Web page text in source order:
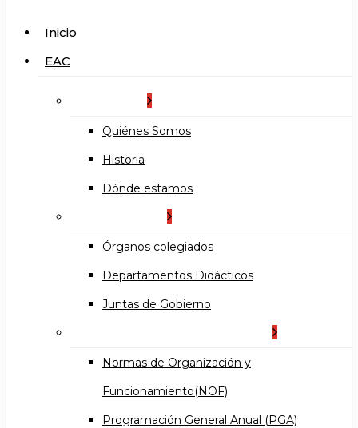
search
Menu
Inicio
EAC
Quiénes Somos
Historia
Dónde estamos
Órganos colegiados
Departamentos Didácticos
Juntas de Gobierno
Normas de Organización y
Funcionamiento(NOF)
Programación General Anual (PGA)